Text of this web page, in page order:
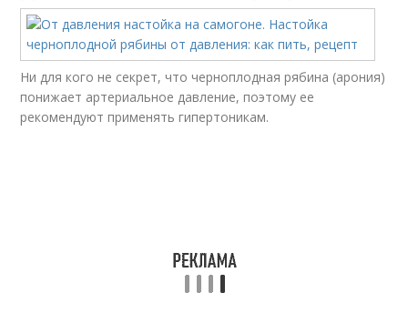
гипертонии
Ни для кого не секрет, что черноплодная рябина (арония)
понижает артериальное давление, поэтому ее
рекомендуют применять гипертоникам.